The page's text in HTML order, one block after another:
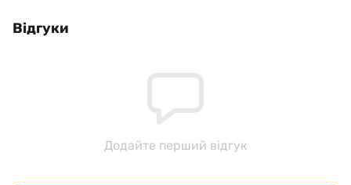
Відгуки
Додайте перший відгук